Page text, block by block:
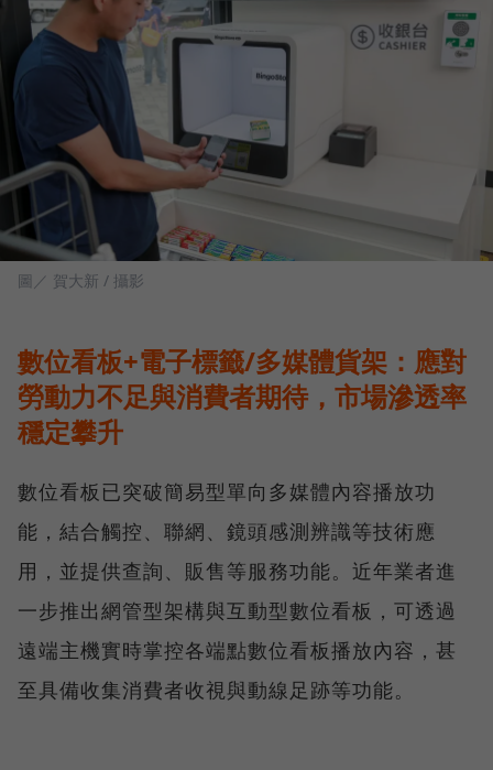
圖／ 賀大新 / 攝影
數位看板+電子標籤/多媒體貨架：應對
勞動力不足與消費者期待，市場滲透率
穩定攀升
數位看板已突破簡易型單向多媒體內容播放功
能，結合觸控、聯網、鏡頭感測辨識等技術應
用，並提供查詢、販售等服務功能。近年業者進
一步推出網管型架構與互動型數位看板，可透過
遠端主機實時掌控各端點數位看板播放內容，甚
至具備收集消費者收視與動線足跡等功能。